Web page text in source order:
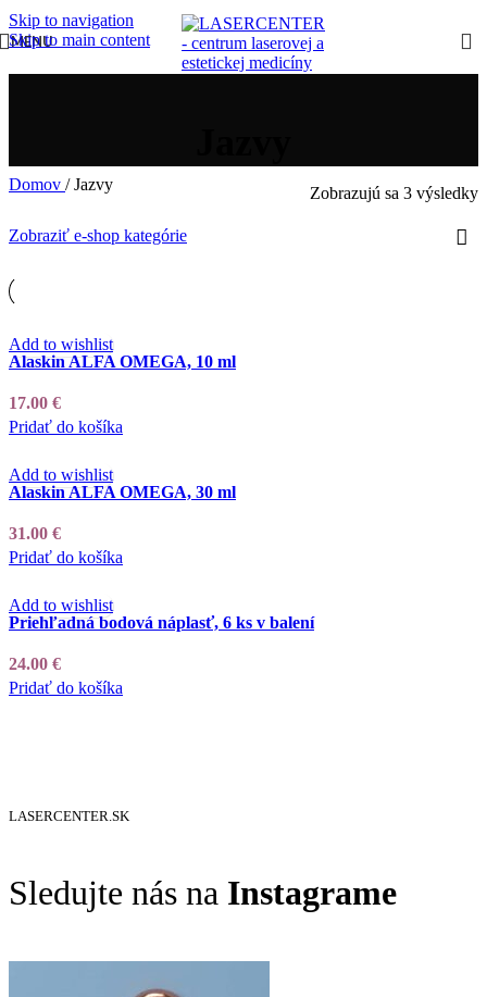
Skip to navigation
Skip to main content
MENU
Domov / Jazvy Zobrazujú sa 3 výsledky
Zobraziť e-shop kategórie
Add to wishlist
Alaskin ALFA OMEGA, 10 ml
17.00 €
Pridať do košíka
Add to wishlist
Alaskin ALFA OMEGA, 30 ml
31.00 €
Pridať do košíka
Add to wishlist
Priehľadná bodová náplasť, 6 ks v balení
24.00 €
Pridať do košíka
LASERCENTER.SK
Sledujte nás na Instagrame